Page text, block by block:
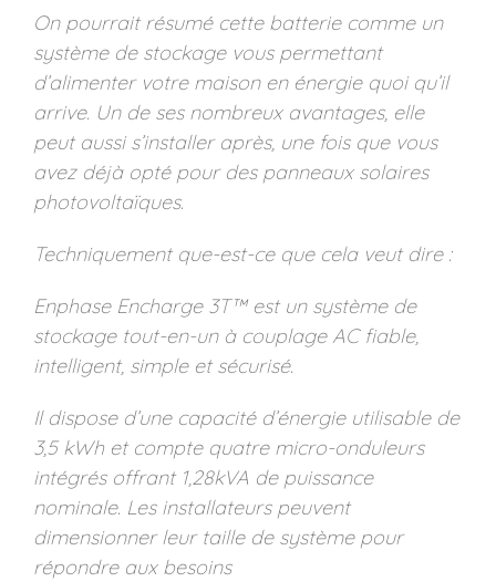
On pourrait résumé cette batterie comme un
système de stockage vous permettant
d’alimenter votre maison en énergie quoi qu’il
arrive. Un de ses nombreux avantages, elle
peut aussi s’installer après, une fois que vous
avez déjà opté pour des panneaux solaires
photovoltaïques.
Techniquement que-est-ce que cela veut dire :
Enphase Encharge 3T™ est un système de
stockage tout-en-un à couplage AC fiable,
intelligent, simple et sécurisé.
Il dispose d’une capacité d’énergie utilisable de
3,5 kWh et compte quatre micro-onduleurs
intégrés offrant 1,28kVA de puissance
nominale. Les installateurs peuvent
dimensionner leur taille de système pour
répondre aux besoins